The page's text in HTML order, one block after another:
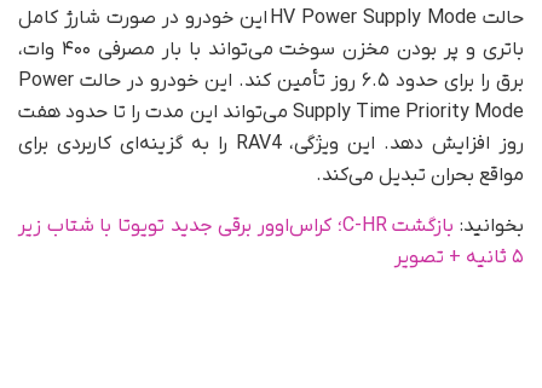
حالت HV Power Supply Mode این خودرو در صورت شارژ کامل
باتری و پر بودن مخزن سوخت می‌تواند با بار مصرفی ۴۰۰ وات،
برق را برای حدود ۶.۵ روز تأمین کند. این خودرو در حالت Power
Supply Time Priority Mode می‌تواند این مدت را تا حدود هفت
روز افزایش دهد. این ویژگی، RAV4 را به گزینه‌ای کاربردی برای
مواقع بحران تبدیل می‌کند.
بخوانید:
بازگشت C-HR؛ کراس‌اوور برقی جدید تویوتا با شتاب زیر
۵ ثانیه + تصویر